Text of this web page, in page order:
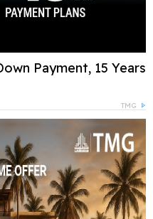
Payment, 15 Years
TMG